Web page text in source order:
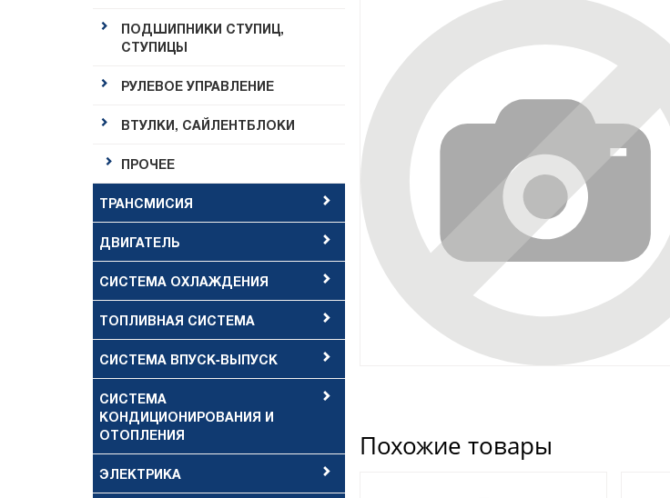
Похожие товары
ПОДШИПНИКИ СТУПИЦ,
СТУПИЦЫ
РУЛЕВОЕ УПРАВЛЕНИЕ
ВТУЛКИ, САЙЛЕНТБЛОКИ
ПРОЧЕЕ
ТРАНСМИСИЯ
ДВИГАТЕЛЬ
СИСТЕМА ОХЛАЖДЕНИЯ
ТОПЛИВНАЯ СИСТЕМА
СИСТЕМА ВПУСК-ВЫПУСК
СИСТЕМА
КОНДИЦИОНИРОВАНИЯ И
ОТОПЛЕНИЯ
ЭЛЕКТРИКА